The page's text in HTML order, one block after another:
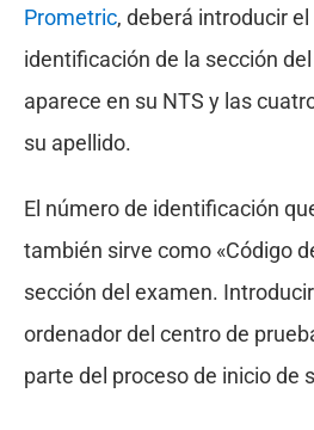
Prometric, deberá introducir
identificación de la sección
aparece en su NTS y las
su apellido.
El número de identificación
también sirve como «Código
sección del examen.
ordenador del centro de
parte del proceso de inicio de